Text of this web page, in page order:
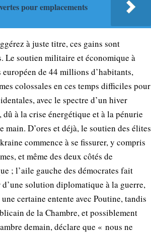
pour emplacements
à juste titre, ces gains sont
Le soutien militaire et économique à
européen de 44 millions d’habitants,
colossales en ces temps difficiles pour
avec le spectre d’un hiver
dû à la crise énergétique et à la pénurie
main. D’ores et déjà, le soutien des élites
commence à se fissurer, y compris
et même des deux côtés de
; l’aile gauche des démocrates fait
solution diplomatique à la guerre,
certaine entente avec Poutine, tandis
de la Chambre, et possiblement
demain, déclare que « nous ne